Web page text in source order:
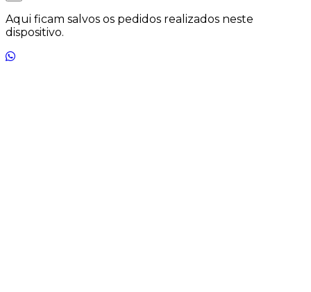
Aqui ficam salvos os pedidos realizados neste
dispositivo.